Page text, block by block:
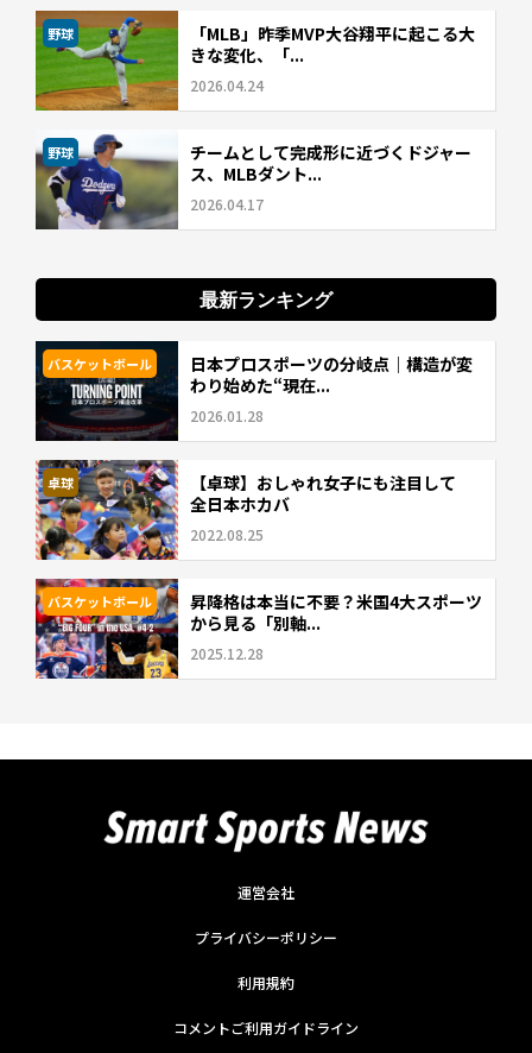
野球
「MLB」昨季MVP大谷翔平に起こる大
きな変化、「...
2026.04.24
野球
チームとして完成形に近づくドジャー
ス、MLBダント...
2026.04.17
最新ランキング
バスケットボール
日本プロスポーツの分岐点｜構造が変
わり始めた“現在...
2026.01.28
卓球
【卓球】おしゃれ女子にも注目して
全日本ホカバ
2022.08.25
バスケットボール
昇降格は本当に不要？米国4大スポーツ
から見る「別軸...
2025.12.28
運営会社
プライバシーポリシー
利用規約
コメントご利用ガイドライン